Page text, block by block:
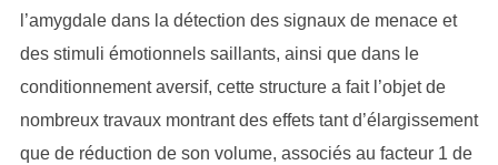
l’amygdale dans la détection des signaux de menace et
des stimuli émotionnels saillants, ainsi que dans le
conditionnement aversif, cette structure a fait l’objet de
nombreux travaux montrant des effets tant d’élargissement
que de réduction de son volume, associés au facteur 1 de